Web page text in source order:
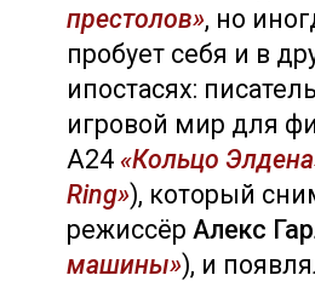
престолов», но
пробует себя и в
ипостасях:
игровой мир для
A24 «Кольцо
Ring»), который
режиссёр Алекс
машины»), и